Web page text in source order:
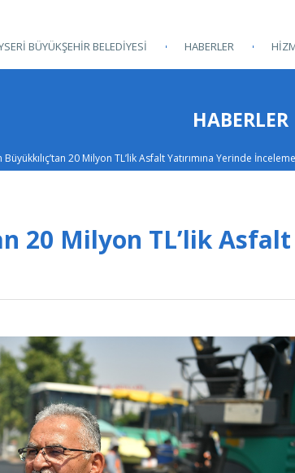
BÜYÜKŞEHİR BELEDİYESİ HABERLER
HABERLER
Büyükkılıç’tan 20 Milyon TL’lik Asfalt Yatırımına Yerinde İnceleme
20 Milyon TL’lik Asfalt